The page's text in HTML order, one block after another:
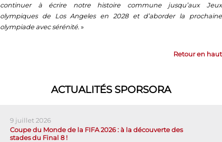
continuer à écrire notre histoire commune jusqu’aux Jeux
olympiques de Los Angeles en 2028 et d’aborder la prochaine
olympiade avec sérénité. »
Retour en haut
ACTUALITÉS SPORSORA
9 juillet 2026
Coupe du Monde de la FIFA 2026 : à la découverte des
stades du Final 8 !